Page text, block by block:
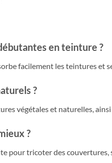
en teinture ?
facilement les teintures et
?
végétales et naturelles,
?
pour tricoter des couvertures,